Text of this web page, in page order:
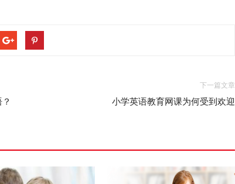
下一篇文章
小学英语教育网课为何受到欢迎